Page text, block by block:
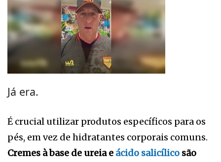
Já era.
É crucial utilizar produtos específicos para os
pés, em vez de hidratantes corporais comuns.
Cremes à base de ureia e ácido salicílico são